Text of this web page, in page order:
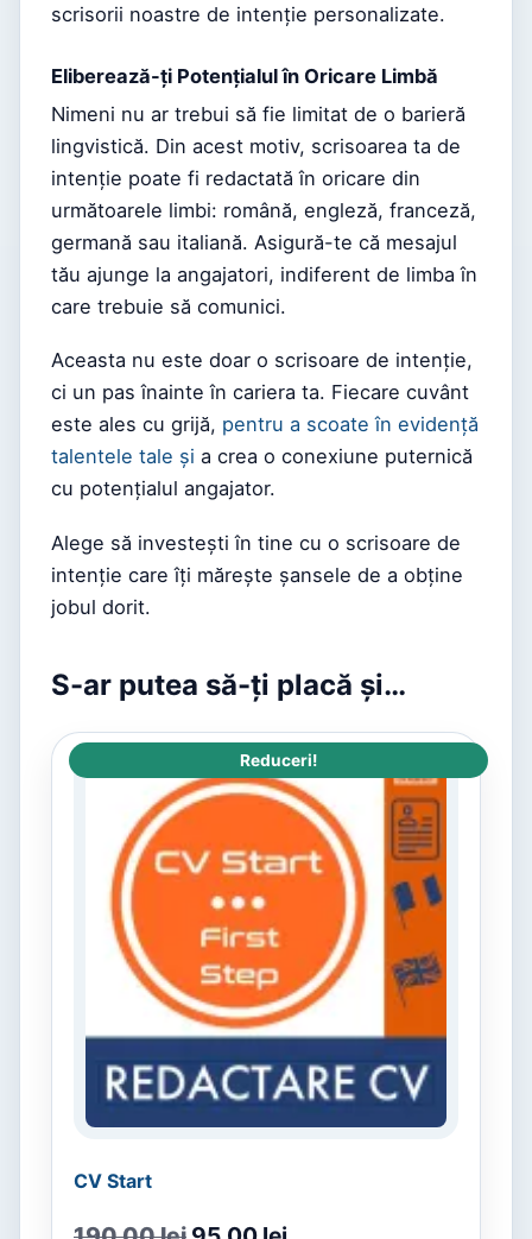
scrisorii noastre de intenție personalizate.
Eliberează-ți Potențialul în Oricare Limbă
Nimeni nu ar trebui să fie limitat de o barieră
lingvistică. Din acest motiv, scrisoarea ta de
intenție poate fi redactată în oricare din
următoarele limbi: română, engleză, franceză,
germană sau italiană. Asigură-te că mesajul
tău ajunge la angajatori, indiferent de limba în
care trebuie să comunici.
Aceasta nu este doar o scrisoare de intenție,
ci un pas înainte în cariera ta. Fiecare cuvânt
este ales cu grijă, pentru a scoate în evidență
talentele tale și a crea o conexiune puternică
cu potențialul angajator.
Alege să investești în tine cu o scrisoare de
intenție care îți mărește șansele de a obține
jobul dorit.
S-ar putea să-ți placă și…
Reduceri!
CV Start